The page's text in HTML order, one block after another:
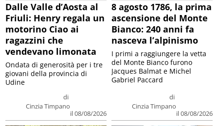
Dalle Valle d’Aosta al
Friuli: Henry regala un
motorino Ciao ai
ragazzini che
vendevano limonata
di
Cinzia Timpano
il 08/08/2026
Ondata di generosità per i tre
giovani della provincia di
Udine
8 agosto 1786, la prima
ascensione del Monte
Bianco: 240 anni fa
nasceva l’alpinismo
di
Cinzia Timpano
il 08/08/2026
I primi a raggiungere la vetta
del Monte Bianco furono
Jacques Balmat e Michel
Gabriel Paccard